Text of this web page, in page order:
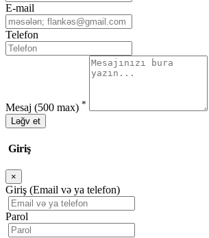
E-mail
Telefon
Mesaj (500 max) *
Ləğv et
Giriş
×
Bağla
Giriş (Email və ya telefon)
Parol